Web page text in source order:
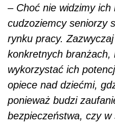
– Choć nie widzimy ich
cudzoziemcy seniorzy
rynku pracy.
konkretnych
wykorzystać ich
opiece nad dziećmi,
ponieważ budzi
bezpieczeństwa, czy